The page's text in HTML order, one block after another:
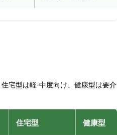
宅型は軽-中度向け、健康型は要介
住宅型 健康型